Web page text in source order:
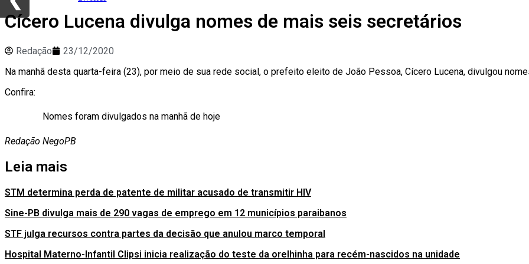
Cícero Lucena divulga nomes de mais seis secretários
Redação
23/12/2020
Na manhã desta quarta-feira (23), por meio de sua rede social, o prefeito eleito de João Pessoa, Cícero Lucena, divulgou
Confira:
Nomes foram divulgados na manhã de hoje
Redação NegoPB
Leia mais
STM determina perda de patente de militar acusado de transmitir HIV
Sine-PB divulga mais de 290 vagas de emprego em 12 municípios paraibanos
STF julga recursos contra partes da decisão que anulou marco temporal
Hospital Materno-Infantil Clipsi inicia realização do teste da orelhinha para recém-nascidos na unidade